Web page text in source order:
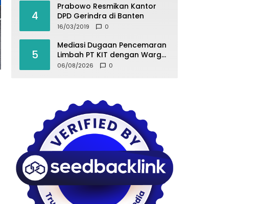
4
Prabowo Resmikan Kantor
DPD Gerindra di Banten
16/03/2019 0
5
Mediasi Dugaan Pencemaran
Limbah PT KIT dengan Warga
Desa Kurup Berujung Buntu
06/08/2026 0